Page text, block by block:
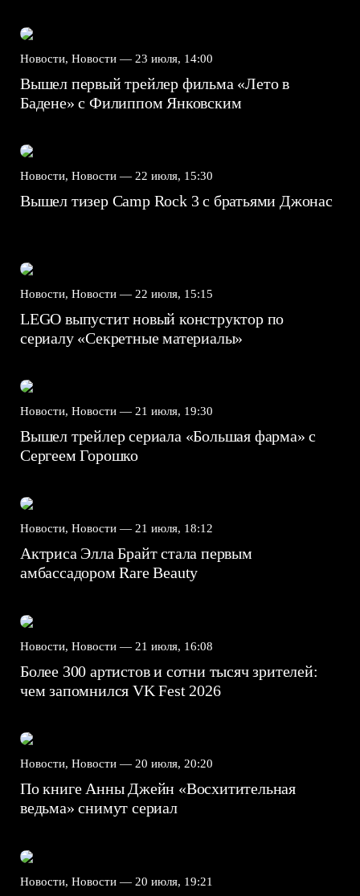
Новости, Новости — 23 июля, 14:00
Вышел первый трейлер фильма «Лето в
Бадене» с Филиппом Янковским
Новости, Новости — 22 июля, 15:30
Вышел тизер Camp Rock 3 с братьями Джонас
Новости, Новости — 22 июля, 15:15
LEGO выпустит новый конструктор по
сериалу «Секретные материалы»
Новости, Новости — 21 июля, 19:30
Вышел трейлер сериала «Большая фарма» с
Сергеем Горошко
Новости, Новости — 21 июля, 18:12
Актриса Элла Брайт стала первым
амбассадором Rare Beauty
Новости, Новости — 21 июля, 16:08
Более 300 артистов и сотни тысяч зрителей:
чем запомнился VK Fest 2026
Новости, Новости — 20 июля, 20:20
По книге Анны Джейн «Восхитительная
ведьма» снимут сериал
Новости, Новости — 20 июля, 19:21